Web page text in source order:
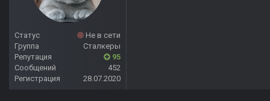
Статус
Не в сети
Группа
Сталкеры
Репутация
95
Сообщений
452
Регистрация
28.07.2020